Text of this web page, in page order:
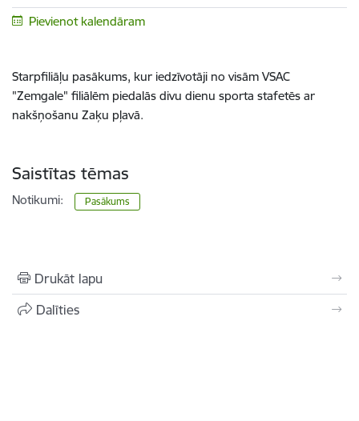
Pievienot kalendāram
Starpfiliāļu pasākums, kur iedzīvotāji no visām VSAC
"Zemgale" filiālēm piedalās divu dienu sporta stafetēs ar
nakšņošanu Zaķu pļavā.
Saistītas tēmas
Notikumi: Pasākums
Drukāt lapu
Dalīties